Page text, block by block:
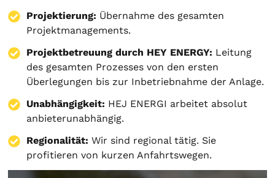
Projektierung: Übernahme des gesamten
Projektmanagements.
Projektbetreuung durch HEY ENERGY: Leitung
des gesamten Prozesses von den ersten
Überlegungen bis zur Inbetriebnahme der Anlage.
Unabhängigkeit: HEJ ENERGI arbeitet absolut
anbieterunabhängig.
Regionalität: Wir sind regional tätig. Sie
profitieren von kurzen Anfahrtswegen.